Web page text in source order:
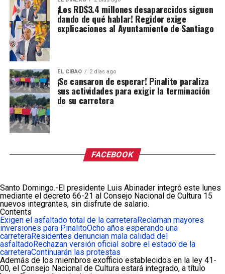
¡Los RD$3.4 millones desaparecidos siguen
dando de qué hablar! Regidor exige
explicaciones al Ayuntamiento de Santiago
EL CIBAO 2 días ago
¡Se cansaron de esperar! Pinalito paraliza
sus actividades para exigir la terminación
de su carretera
FACEBOOK
Santo Domingo.-El presidente Luis Abinader integró este lunes
mediante el decreto 66-21 al Consejo Nacional de Cultura 15
nuevos integrantes, sin disfrute de salario.
Contents
Exigen el asfaltado total de la carreteraReclaman mayores
inversiones para PinalitoOcho años esperando una
carreteraResidentes denuncian mala calidad del
asfaltadoRechazan versión oficial sobre el estado de la
carreteraContinuarán las protestas
Además de los miembros exofficio establecidos en la ley 41-
00, el Consejo Nacional de Cultura estará integrado, a título